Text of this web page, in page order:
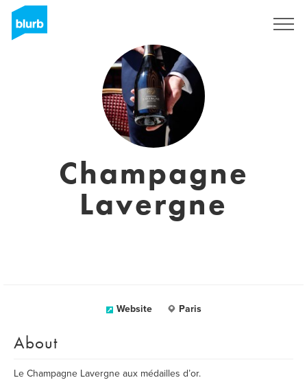
Champagne
Lavergne
Website Paris
About
Le Champagne Lavergne aux médailles d’or.